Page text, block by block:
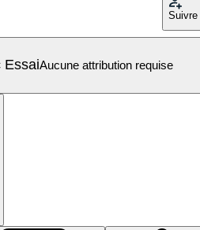
Suivre
EssaiAucune attribution requise